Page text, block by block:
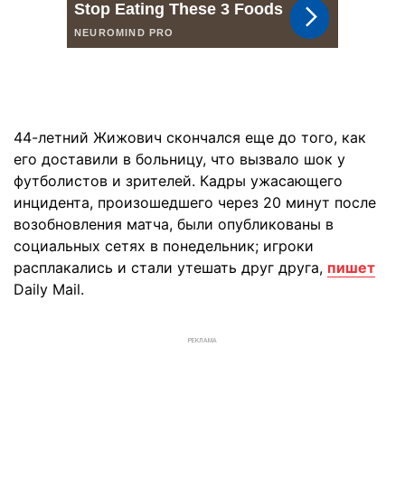
44-летний Жижович скончался еще до того, как
его доставили в больницу, что вызвало шок у
футболистов и зрителей. Кадры ужасающего
инцидента, произошедшего через 20 минут после
возобновления матча, были опубликованы в
социальных сетях в понедельник; игроки
расплакались и стали утешать друг друга, пишет
Daily Mail.
РЕКЛАМА